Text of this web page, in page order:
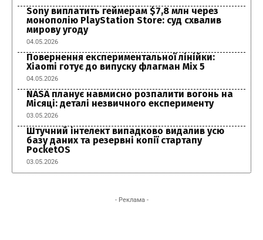
Sony виплатить геймерам $7,8 млн через
монополію PlayStation Store: суд схвалив
мирову угоду
04.05.2026
Повернення експериментальної лінійки:
Xiaomi готує до випуску флагман Mix 5
04.05.2026
NASA планує навмисно розпалити вогонь на
Місяці: деталі незвичного експерименту
03.05.2026
Штучний інтелект випадково видалив усю
базу даних та резервні копії стартапу
PocketOS
03.05.2026
- Реклама -